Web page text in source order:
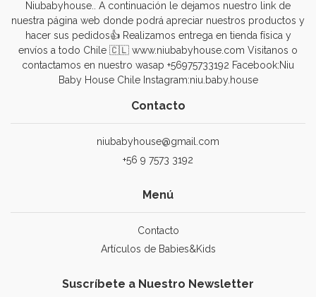
Niubabyhouse.. A continuación le dejamos nuestro link de
nuestra página web donde podrá apreciar nuestros productos y
hacer sus pedidos👍 Realizamos entrega en tienda física y
envíos a todo Chile 🇨🇱 www.niubabyhouse.com Visitanos o
contactamos en nuestro wasap +56975733192 Facebook:Niu
Baby House Chile Instagram:niu.baby.house
Contacto
niubabyhouse@gmail.com
+56 9 7573 3192
Menú
Contacto
Artículos de Babies&Kids
Suscríbete a Nuestro Newsletter